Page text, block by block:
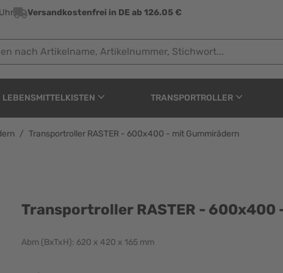
Versandkostenfrei in DE ab 126.05 €
LEBENSMITTELKISTEN TRANSPORTROLLER
/ Transportroller RASTER - 600x400 - mit Gummirädern
- 600x400 - mit
Transportroller RASTER - 600x400
Abm (BxTxH): 620 x 420 x 165 mm